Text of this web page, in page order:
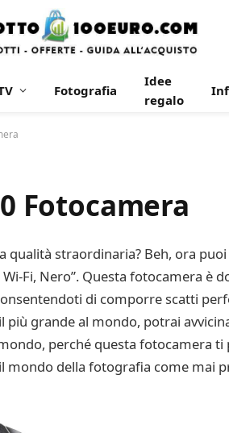
Fotografia
Idee
regalo
Fotocamera
straordinaria? Beh, ora puoi
Fi, Nero”. Questa fotocamera è
di comporre scatti
grande al mondo, potrai
perché questa fotocamera
della fotografia come mai